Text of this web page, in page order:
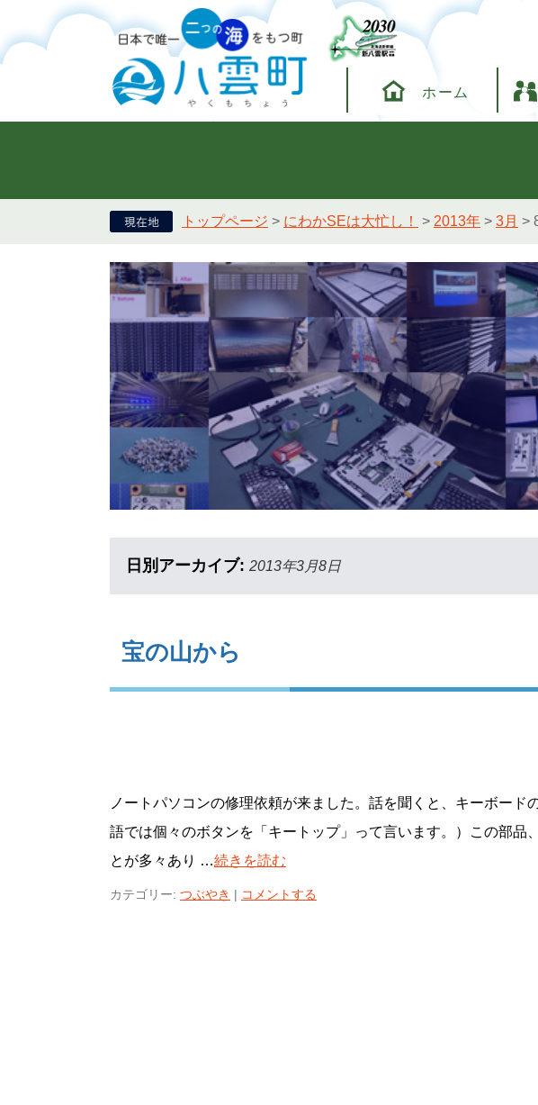
ホーム
トップページ > にわかSEは大忙し！ > 2013年 > 3月 >
日別アーカイブ: 2013年3月8日
宝の山から
ノートパソコンの修理依頼が来ました。話を聞くと、キーボード
語では個々のボタンを「キートップ」って言います。）この部品
とが多々あり …続きを読む
カテゴリー: つぶやき | コメントする